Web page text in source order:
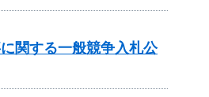
関する一般競争入札公